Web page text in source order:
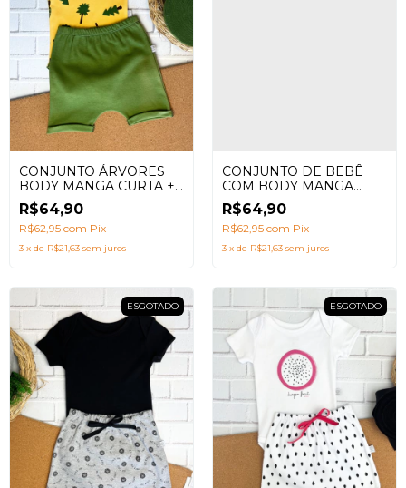
CONJUNTO ÁRVORES
BODY MANGA CURTA +
SHORTS SARUEL
R$64,90
R$62,95 com Pix
3 x de R$21,63 sem juros
CONJUNTO DE BEBÊ
COM BODY MANGA
CURTA + SHORTS
SARUEL ESTAMPA
NATUREZA AZUL CHÁ
R$64,90
R$62,95 com Pix
3 x de R$21,63 sem juros
ESGOTADO ESGOTADO